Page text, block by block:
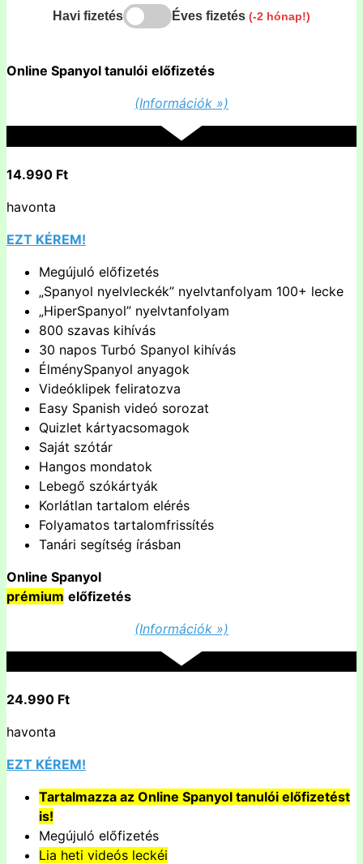
Havi fizetés Éves fizetés (-2 hónap!)
Online Spanyol tanulói előfizetés
(Információk »)
14.990 Ft
havonta
EZT KÉREM!
Megújuló előfizetés
„Spanyol nyelvleckék” nyelvtanfolyam 100+ lecke
„HiperSpanyol” nyelvtanfolyam
800 szavas kihívás
30 napos Turbó Spanyol kihívás
ÉlménySpanyol anyagok
Videóklipek feliratozva
Easy Spanish videó sorozat
Quizlet kártyacsomagok
Saját szótár
Hangos mondatok
Lebegő szókártyák
Korlátlan tartalom elérés
Folyamatos tartalomfrissítés
Tanári segítség írásban
Online Spanyol
prémium előfizetés
(Információk »)
24.990 Ft
havonta
EZT KÉREM!
Tartalmazza az Online Spanyol tanulói előfizetést
is!
Megújuló előfizetés
Lia heti videós leckéi